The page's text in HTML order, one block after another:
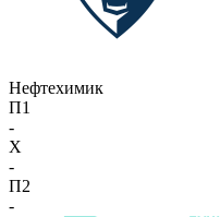
Нефтехимик
П1
-
X
-
П2
-